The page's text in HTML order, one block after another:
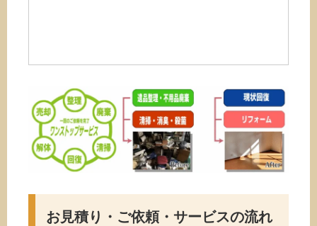
お見積り・ご依頼・サービスの流れ